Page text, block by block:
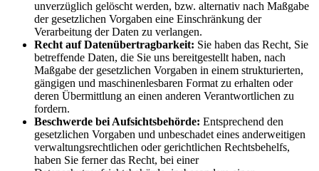
unverzüglich gelöscht werden, bzw. alternativ nach Maßgabe
der gesetzlichen Vorgaben eine Einschränkung der
Verarbeitung der Daten zu verlangen.
Recht auf Datenübertragbarkeit: Sie haben das Recht, Sie
betreffende Daten, die Sie uns bereitgestellt haben, nach
Maßgabe der gesetzlichen Vorgaben in einem strukturierten,
gängigen und maschinenlesbaren Format zu erhalten oder
deren Übermittlung an einen anderen Verantwortlichen zu
fordern.
Beschwerde bei Aufsichtsbehörde: Entsprechend den
gesetzlichen Vorgaben und unbeschadet eines anderweitigen
verwaltungsrechtlichen oder gerichtlichen Rechtsbehelfs,
haben Sie ferner das Recht, bei einer